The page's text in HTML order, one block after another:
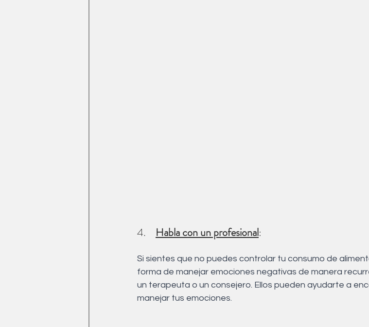
4. Habla con un profesional:
Si sientes que no puedes controlar tu consumo de
forma de manejar emociones negativas de manera
un terapeuta o un consejero. Ellos pueden ayudarte a
manejar tus emociones.